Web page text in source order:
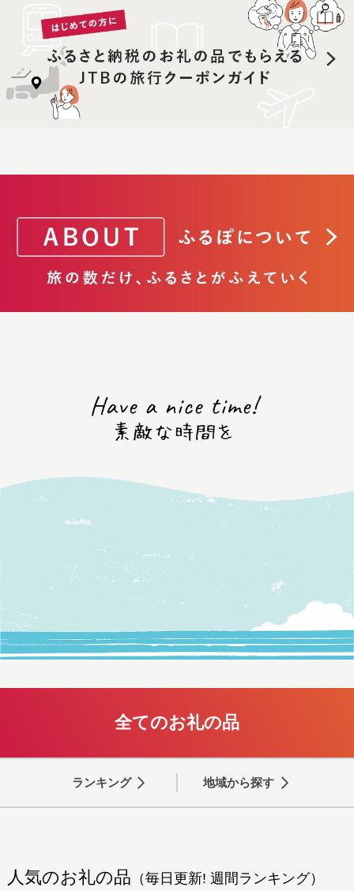
全てのお礼の品
ランキング 地域から探す
人気のお礼の品 （毎日更新! 週間ランキング）